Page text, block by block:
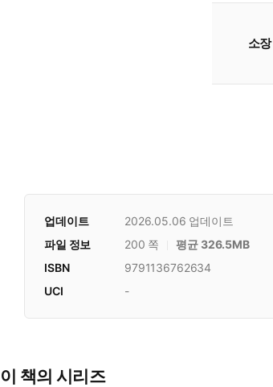
소장
업데이트 2026.05.06 업데이트
파일 정보 200 쪽
평균 326.5MB
ISBN
9791136762634
UCI
-
이 책의 시리즈